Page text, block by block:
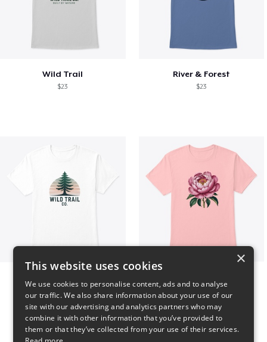
Wild Trail
$23
River & Forest
$23
$23 $23
×
This website uses cookies
We use cookies to personalise content, ads and to analyse
our traffic. We also share information about your use of our
site with our advertising and analytics partners who may
combine it with other information that you’ve provided to
them or that they’ve collected from your use of their services.